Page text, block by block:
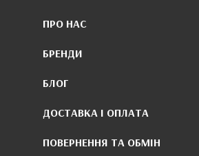
ПРО НАС
БРЕНДИ
БЛОГ
ДОСТАВКА І ОПЛАТА
ПОВЕРНЕННЯ ТА ОБМІН